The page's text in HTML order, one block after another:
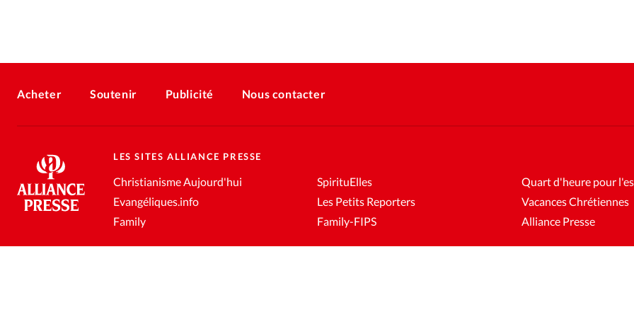
Acheter Soutenir Publicité Nous contacter
LES SITES ALLIANCE PRESSE
Christianisme Aujourd'hui
Evangéliques.info
Family
SpirituElles
Les Petits Reporters
Family-FIPS
Quart d'heure pour
Vacances Chrétiennes
Alliance Presse